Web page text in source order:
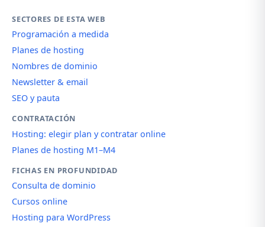
SECTORES DE ESTA WEB
Programación a medida
Planes de hosting
Nombres de dominio
Newsletter & email
SEO y pauta
CONTRATACIÓN
Hosting: elegir plan y contratar online
Planes de hosting M1–M4
FICHAS EN PROFUNDIDAD
Consulta de dominio
Cursos online
Hosting para WordPress